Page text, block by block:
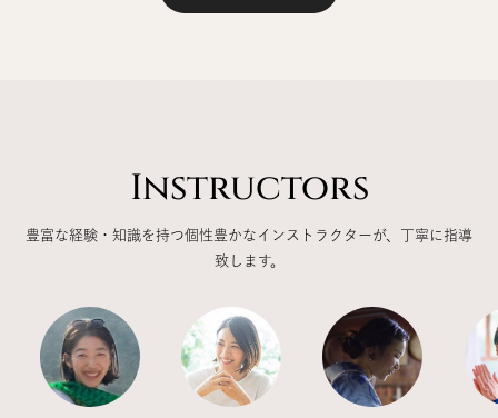
Instructors
豊富な経験・知識を持つ個性豊かなインストラクターが、丁寧に指導
致します。